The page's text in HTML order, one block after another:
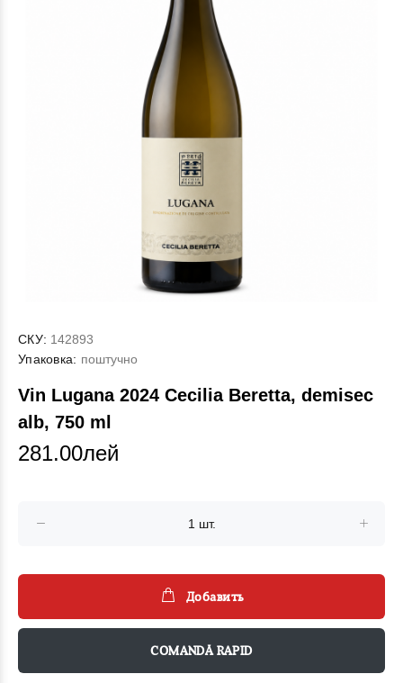
СКУ: 142893
Упаковка: поштучно
Vin Lugana 2024 Cecilia Beretta, demisec
alb, 750 ml
281.00лей
Добавить
COMANDĂ RAPID